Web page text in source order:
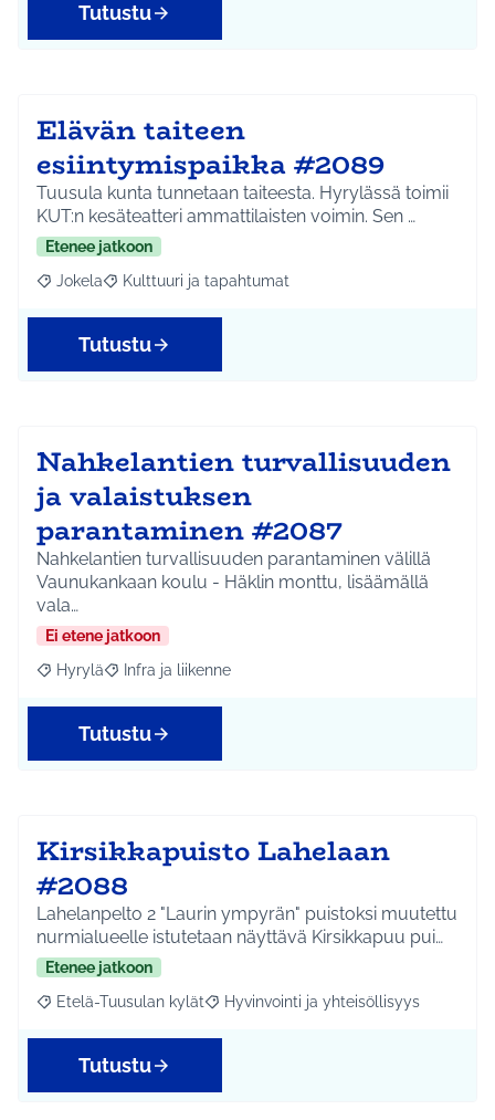
Tutustu
Elävän taiteen
esiintymispaikka #2089
Tuusula kunta tunnetaan taiteesta. Hyrylässä toimii
KUT:n kesäteatteri ammattilaisten voimin. Sen …
Etenee jatkoon
Rajaa tulokset aihepiirin mukaan: Jokela
Jokela Rajaa tulokset teeman mukaan: Kulttuuri ja
Kulttuuri ja tapahtumat
Tutustu
Nahkelantien turvallisuuden
ja valaistuksen
parantaminen #2087
Nahkelantien turvallisuuden parantaminen välillä
Vaunukankaan koulu - Häklin monttu, lisäämällä
vala…
Ei etene jatkoon
Rajaa tulokset aihepiirin mukaan: Hyrylä
Hyrylä Rajaa tulokset teeman mukaan: Infra ja liikenne
Infra ja liikenne
Tutustu
Kirsikkapuisto Lahelaan
#2088
Lahelanpelto 2 "Laurin ympyrän" puistoksi muutettu
nurmialueelle istutetaan näyttävä Kirsikkapuu pui…
Etenee jatkoon
Rajaa tulokset aihepiirin mukaan: Etelä-Tuusulan kylät
Etelä-Tuusulan kylät Rajaa tulokset teeman mukaan:
Hyvinvointi ja yhteisöllisyys
Tutustu